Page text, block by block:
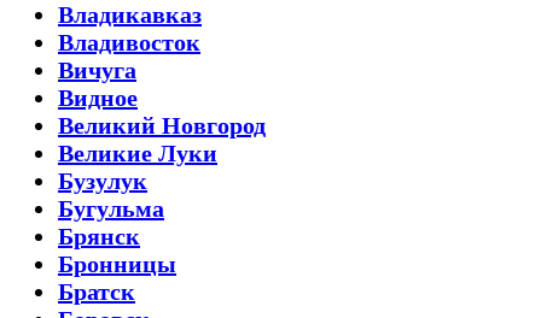
Владикавказ
Владивосток
Вичуга
Видное
Великий Новгород
Великие Луки
Бузулук
Бугульма
Брянск
Бронницы
Братск